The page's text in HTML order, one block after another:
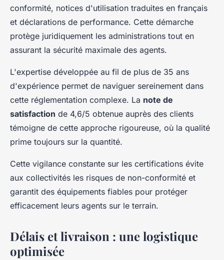
conformité, notices d'utilisation traduites en français
et déclarations de performance. Cette démarche
protège juridiquement les administrations tout en
assurant la sécurité maximale des agents.
L'expertise développée au fil de plus de 35 ans
d'expérience permet de naviguer sereinement dans
cette réglementation complexe. La note de
satisfaction de 4,6/5 obtenue auprès des clients
témoigne de cette approche rigoureuse, où la qualité
prime toujours sur la quantité.
Cette vigilance constante sur les certifications évite
aux collectivités les risques de non-conformité et
garantit des équipements fiables pour protéger
efficacement leurs agents sur le terrain.
Délais et livraison : une logistique
optimisée